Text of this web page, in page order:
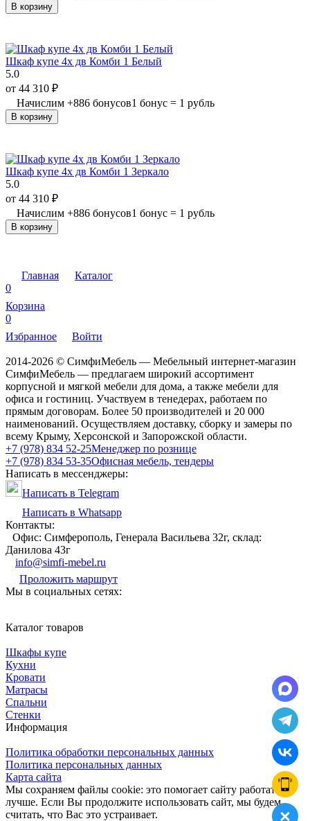
В корзину
Шкаф купе 4х дв Комби 1 Белый
5.0
от 44 310 ₽
Начислим +886 бонусов1 бонус = 1 рубль
В корзину
Шкаф купе 4х дв Комби 1 Зеркало
5.0
от 44 310 ₽
Начислим +886 бонусов1 бонус = 1 рубль
В корзину
Главная
Каталог
0
Корзина
0
Избранное
Войти
2014-2026 © СимфиМебель — Мебельный интернет-магазин
СимфиМебель — предлагаем широкий ассортимент
корпусной и мягкой мебели для дома, а также мебели для
офиса и гостиниц. Участвуем в тенедерах, работаем по
прямым договорам. Более 50 производителей и 20 000
наименований. Осуществляем доставку, сборку и замеры по
всему Крыму, Херсонской и Запорожской области.
+7 (978) 834 52-25Менеджер по рознице
+7 (978) 834 53-35Офисная мебель, тендеры
Написать в мессенджеры:
Написать в Telegram
Написать в Whatsapp
Контакты:
Офис: Симферополь, Генерала Васильева 32г, склад:
Данилова 43г
info@simfi-mebel.ru
Проложить маршрут
Мы в социальных сетях:
Каталог товаров
Шкафы купе
Кухни
Кровати
Матрасы
Cпальни
Стенки
Информация
Политика обработки персональных данных
Политика персональных данных
Карта сайта
Мы сохраняем файлы cookie: это помогает сайту работать
лучше. Если Вы продолжите использовать сайт, мы будем
считать, что Вас это устраивает.